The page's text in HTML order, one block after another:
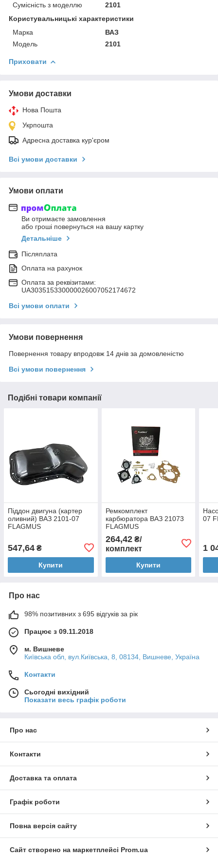
Сумісність з моделлю
2101
Користувальницькі характеристики
Марка
ВАЗ
Модель
2101
Приховати
Умови доставки
Нова Пошта
Укрпошта
Адресна доставка кур'єром
Всі умови доставки
Умови оплати
Ви отримаєте замовлення
або гроші повернуться на вашу картку
Детальніше
Післяплата
Оплата на рахунок
Оплата за реквізитами:
UA303515330000026007052174672
Всі умови оплати
Умови повернення
Повернення товару впродовж 14 днів за домовленістю
Всі умови повернення
Подібні товари компанії
Піддон двигуна (картер
оливний) ВАЗ 2101-07
FLAGMUS
547,64 ₴
Купити
Ремкомплект
карбюратора ВАЗ 21073
FLAGMUS
264,42₴/
комплект
Купити
07
1
Про нас
98% позитивних з 695 відгуків за рік
Працює з 09.11.2018
м. Вишневе
Київська обл, вул.Київська, 8, 08134, Вишневе, Україна
Контакти
Сьогодні вихідний
Показати весь графік роботи
Про нас
Контакти
Доставка та оплата
Графік роботи
Повна версія сайту
Сайт створено на маркетплейсі Prom.ua